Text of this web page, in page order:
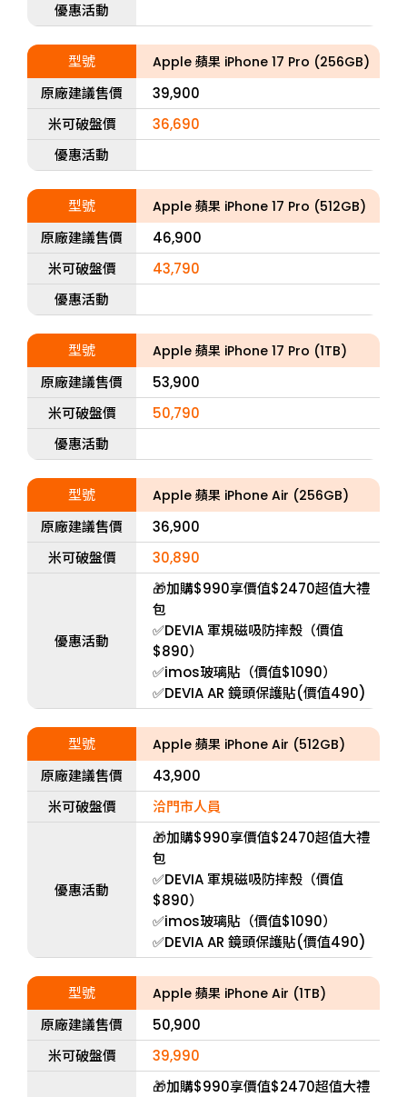
優惠活動
型號 Apple 蘋果 iPhone 17 Pro (256GB)
原廠建議售價
39,900
米可破盤價
36,690
優惠活動
型號 Apple 蘋果 iPhone 17 Pro (512GB)
原廠建議售價
46,900
米可破盤價
43,790
優惠活動
型號 Apple 蘋果 iPhone 17 Pro (1TB)
原廠建議售價
53,900
米可破盤價
50,790
優惠活動
型號 Apple 蘋果 iPhone Air (256GB)
原廠建議售價
36,900
米可破盤價
30,890
優惠活動
🎁加購$990享價值$2470超值大禮
包
✅DEVIA 軍規磁吸防摔殼（價值
$890）
✅imos玻璃貼（價值$1090）
✅DEVIA AR 鏡頭保護貼(價值490)
型號 Apple 蘋果 iPhone Air (512GB)
原廠建議售價
43,900
米可破盤價
洽門市人員
優惠活動
🎁加購$990享價值$2470超值大禮
包
✅DEVIA 軍規磁吸防摔殼（價值
$890）
✅imos玻璃貼（價值$1090）
✅DEVIA AR 鏡頭保護貼(價值490)
型號 Apple 蘋果 iPhone Air (1TB)
原廠建議售價
50,900
米可破盤價
39,990
🎁加購$990享價值$2470超值大禮